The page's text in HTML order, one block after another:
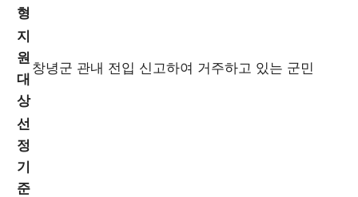
형
지
원
대
상
창녕군 관내 전입 신고하여 거주하고 있는 군민
선
정
기
준